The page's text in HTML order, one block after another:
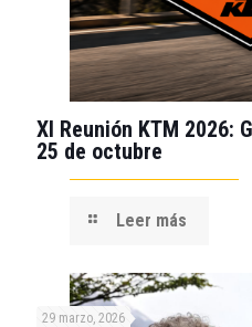
XI Reunión KTM 2026:
25 de octubre
Leer más
29 marzo, 2026